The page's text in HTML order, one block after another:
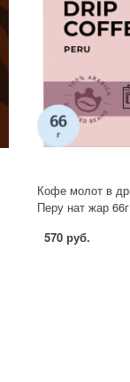
Кофе молот в
Перу нат жар
570 руб.